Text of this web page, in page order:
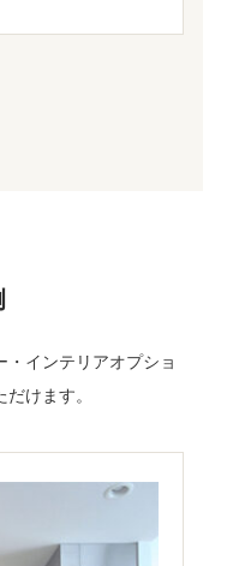
インテリアオプショ
けます。